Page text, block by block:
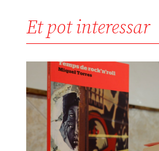
Et pot interessar